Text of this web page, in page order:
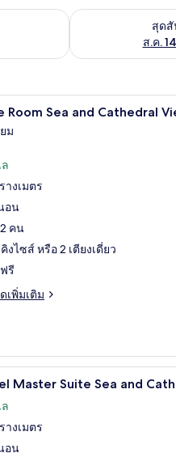
พรุ่งนี้ ส.ค. 9 - ส.ค. 10
สุด
ส.ค.
ตรวจสอบจำนวนห้
ภัยในห้องพัก, โต๊ะทำงานSupreme
Room Sea and Cathedral
ม
างเมตร
อน
คน
คิงไซส์ หรือ 2 เตียงเดี่ยว
รี
เพิ่มเติม
ก, โต๊ะทำงาน
Master Suite Sea and
างเมตร
อน